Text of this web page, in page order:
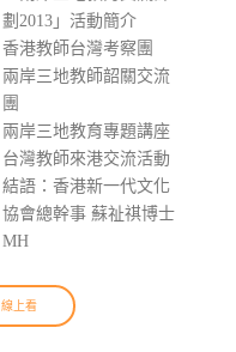
劃2013」活動簡介
香港教師台灣考察團
兩岸三地教師韶關交流
團
兩岸三地教育專題講座
台灣教師來港交流活動
結語：香港新一代文化
協會總幹事 蘇祉祺博士
MH
線上看